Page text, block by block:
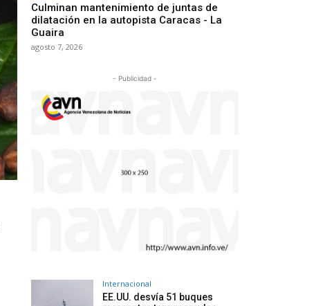
Culminan mantenimiento de juntas de
dilatación en la autopista Caracas - La
Guaira
agosto 7, 2026
- Publicidad -
Internacional
EE.UU. desvía 51 buques